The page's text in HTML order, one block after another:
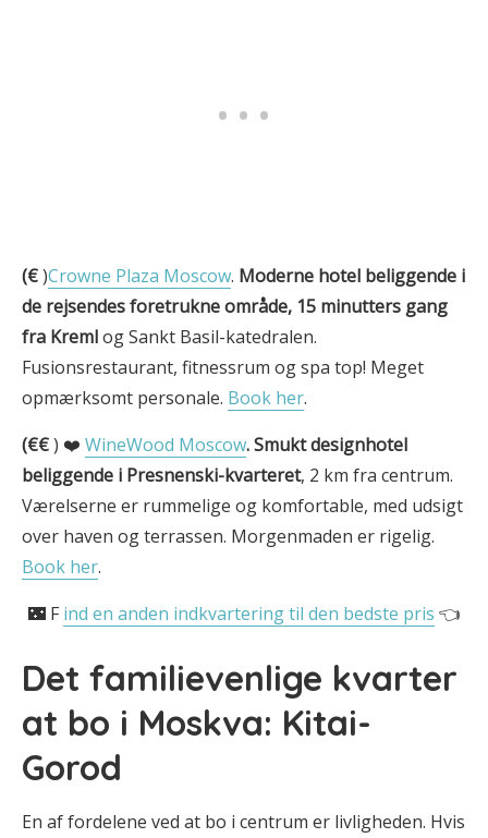
(€)Crowne Plaza Moscow. Moderne hotel beliggende i
de rejsendes foretrukne område, 15 minutters gang
fra Kremlog Sankt Basil-katedralen.
Fusionsrestaurant, fitnessrum og spa top! Meget
opmærksomt personale. Book her.
(€€) ❤️ WineWood Moscow.Smukt designhotel
beliggende i Presnenski-kvarteret, 2 km fra centrum.
Værelserne er rummelige og komfortable, med udsigt
over haven og terrassen. Morgenmaden er rigelig.
Book her.
🌃 F ind en anden indkvartering til den bedste pris 👈
Det familievenlige kvarter
at bo i Moskva: Kitai-
Gorod
En af fordelene ved at bo i centrum er livligheden. Hvis